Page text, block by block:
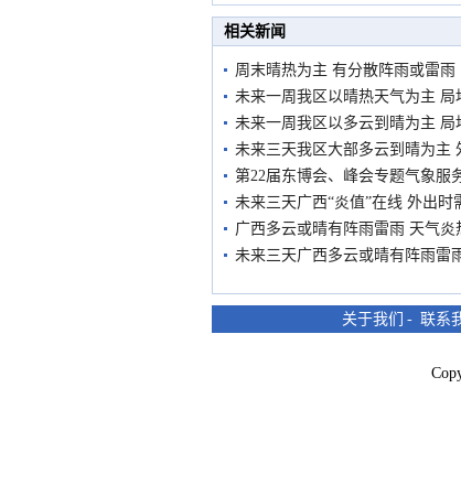
市民在堤岸见证汛况
相关新闻
周末晴热为主 有分散阵雨或雷雨
未来一周我区以晴热天气为主 局
未来一周我区以多云到晴为主 局
未来三天我区大部多云到晴为主
第22届东博会、峰会专题气象服
未来三天广西“炎值”在线 外出时
广西多云或晴有阵雨雷雨 天气炎
未来三天广西多云或晴有阵雨雷
关于我们 - 联系